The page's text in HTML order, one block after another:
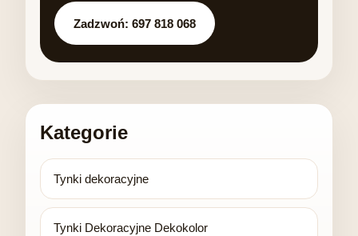
Zadzwoń: 697 818 068
Kategorie
Tynki dekoracyjne
Tynki Dekoracyjne Dekokolor